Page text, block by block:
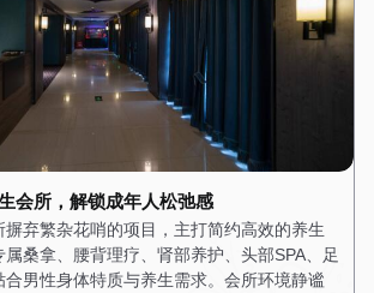
会所，解锁成年人松弛感
弃繁杂花哨的项目，主打简约高效的养生
桑拿、腰背理疗、肾部养护、头部SPA、足
合男性身体特质与养生需求。会所环境静谧